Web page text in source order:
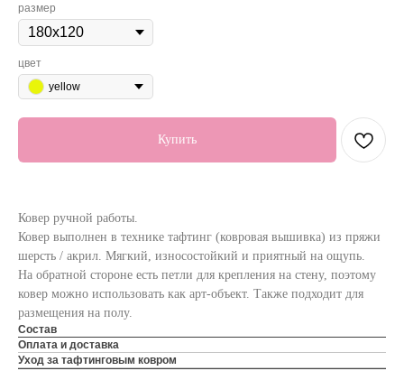
размер
цвет
yellow
Купить
Ковер ручной работы.
Ковер выполнен в технике тафтинг (ковровая вышивка) из пряжи
шерсть / акрил. Мягкий, износостойкий и приятный на ощупь.
На обратной стороне есть петли для крепления на стену, поэтому
ковер можно использовать как арт-объект. Также подходит для
размещения на полу.
Состав
Оплата и доставка
Уход за тафтинговым ковром